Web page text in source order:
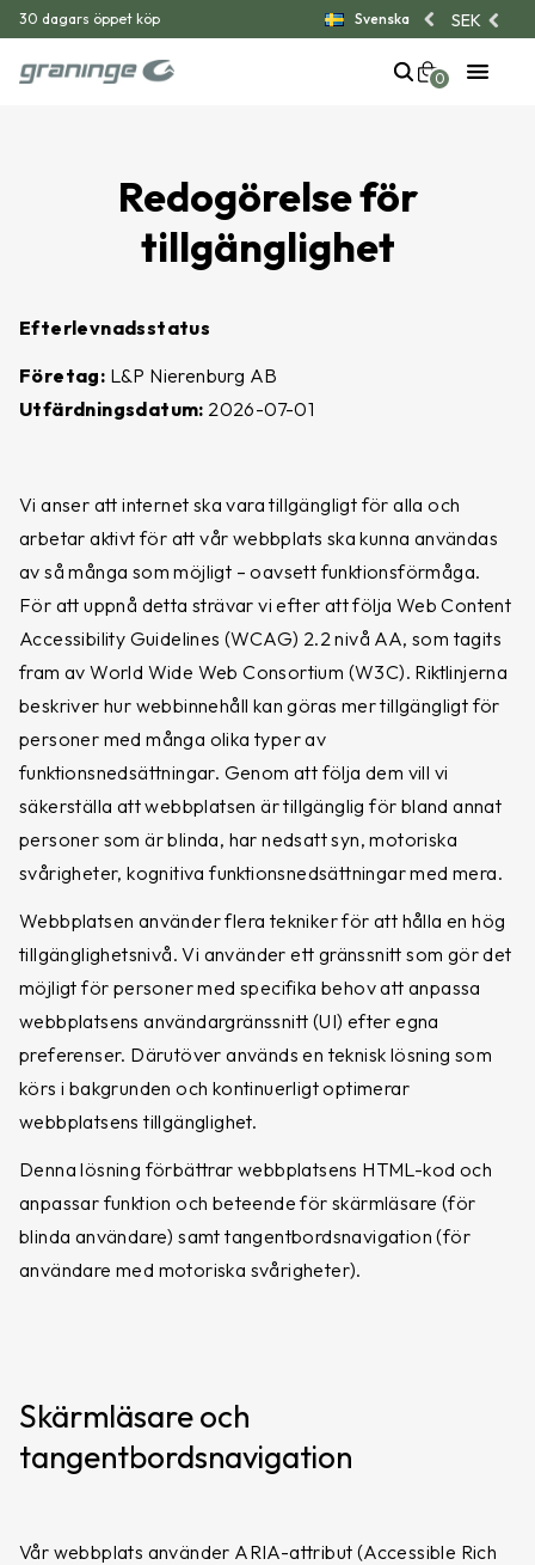
30 dagars öppet köp Svenska SEK
0
Din varukorg är tom
1,699kr
Offerdal
förstärkt hälparti
1,699 kr
Graninge Hög
kraftigt vattenavvisande
2,499
Graninge Bred Ofodrad
Redogörelse för
tillgänglighet
Efterlevnadsstatus
Företag: L&P Nierenburg AB
Utfärdningsdatum: 2026-07-01
Vi anser att internet ska vara tillgängligt för alla och
arbetar aktivt för att vår webbplats ska kunna användas
av så många som möjligt – oavsett funktionsförmåga.
För att uppnå detta strävar vi efter att följa Web Content
Accessibility Guidelines (WCAG) 2.2 nivå AA, som tagits
fram av World Wide Web Consortium (W3C). Riktlinjerna
beskriver hur webbinnehåll kan göras mer tillgängligt för
personer med många olika typer av
funktionsnedsättningar. Genom att följa dem vill vi
säkerställa att webbplatsen är tillgänglig för bland annat
personer som är blinda, har nedsatt syn, motoriska
svårigheter, kognitiva funktionsnedsättningar med mera.
Webbplatsen använder flera tekniker för att hålla en hög
tillgänglighetsnivå. Vi använder ett gränssnitt som gör det
möjligt för personer med specifika behov att anpassa
webbplatsens användargränssnitt (UI) efter egna
preferenser. Därutöver används en teknisk lösning som
körs i bakgrunden och kontinuerligt optimerar
webbplatsens tillgänglighet.
Denna lösning förbättrar webbplatsens HTML-kod och
anpassar funktion och beteende för skärmläsare (för
blinda användare) samt tangentbordsnavigation (för
användare med motoriska svårigheter).
Skärmläsare och
tangentbordsnavigation
Vår webbplats använder ARIA-attribut (Accessible Rich